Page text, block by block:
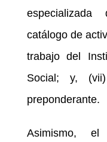
catálogo de
trabajo del
Social; y,
preponderante.
Asimismo,